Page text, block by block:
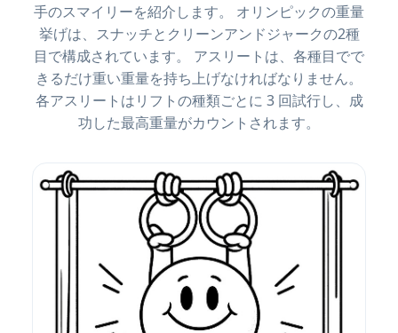
手のスマイリーを紹介します。 オリンピックの重量
挙げは、スナッチとクリーンアンドジャークの2種
目で構成されています。 アスリートは、各種目でで
きるだけ重い重量を持ち上げなければなりません。
各アスリートはリフトの種類ごとに 3 回試行し、成
功した最高重量がカウントされます。